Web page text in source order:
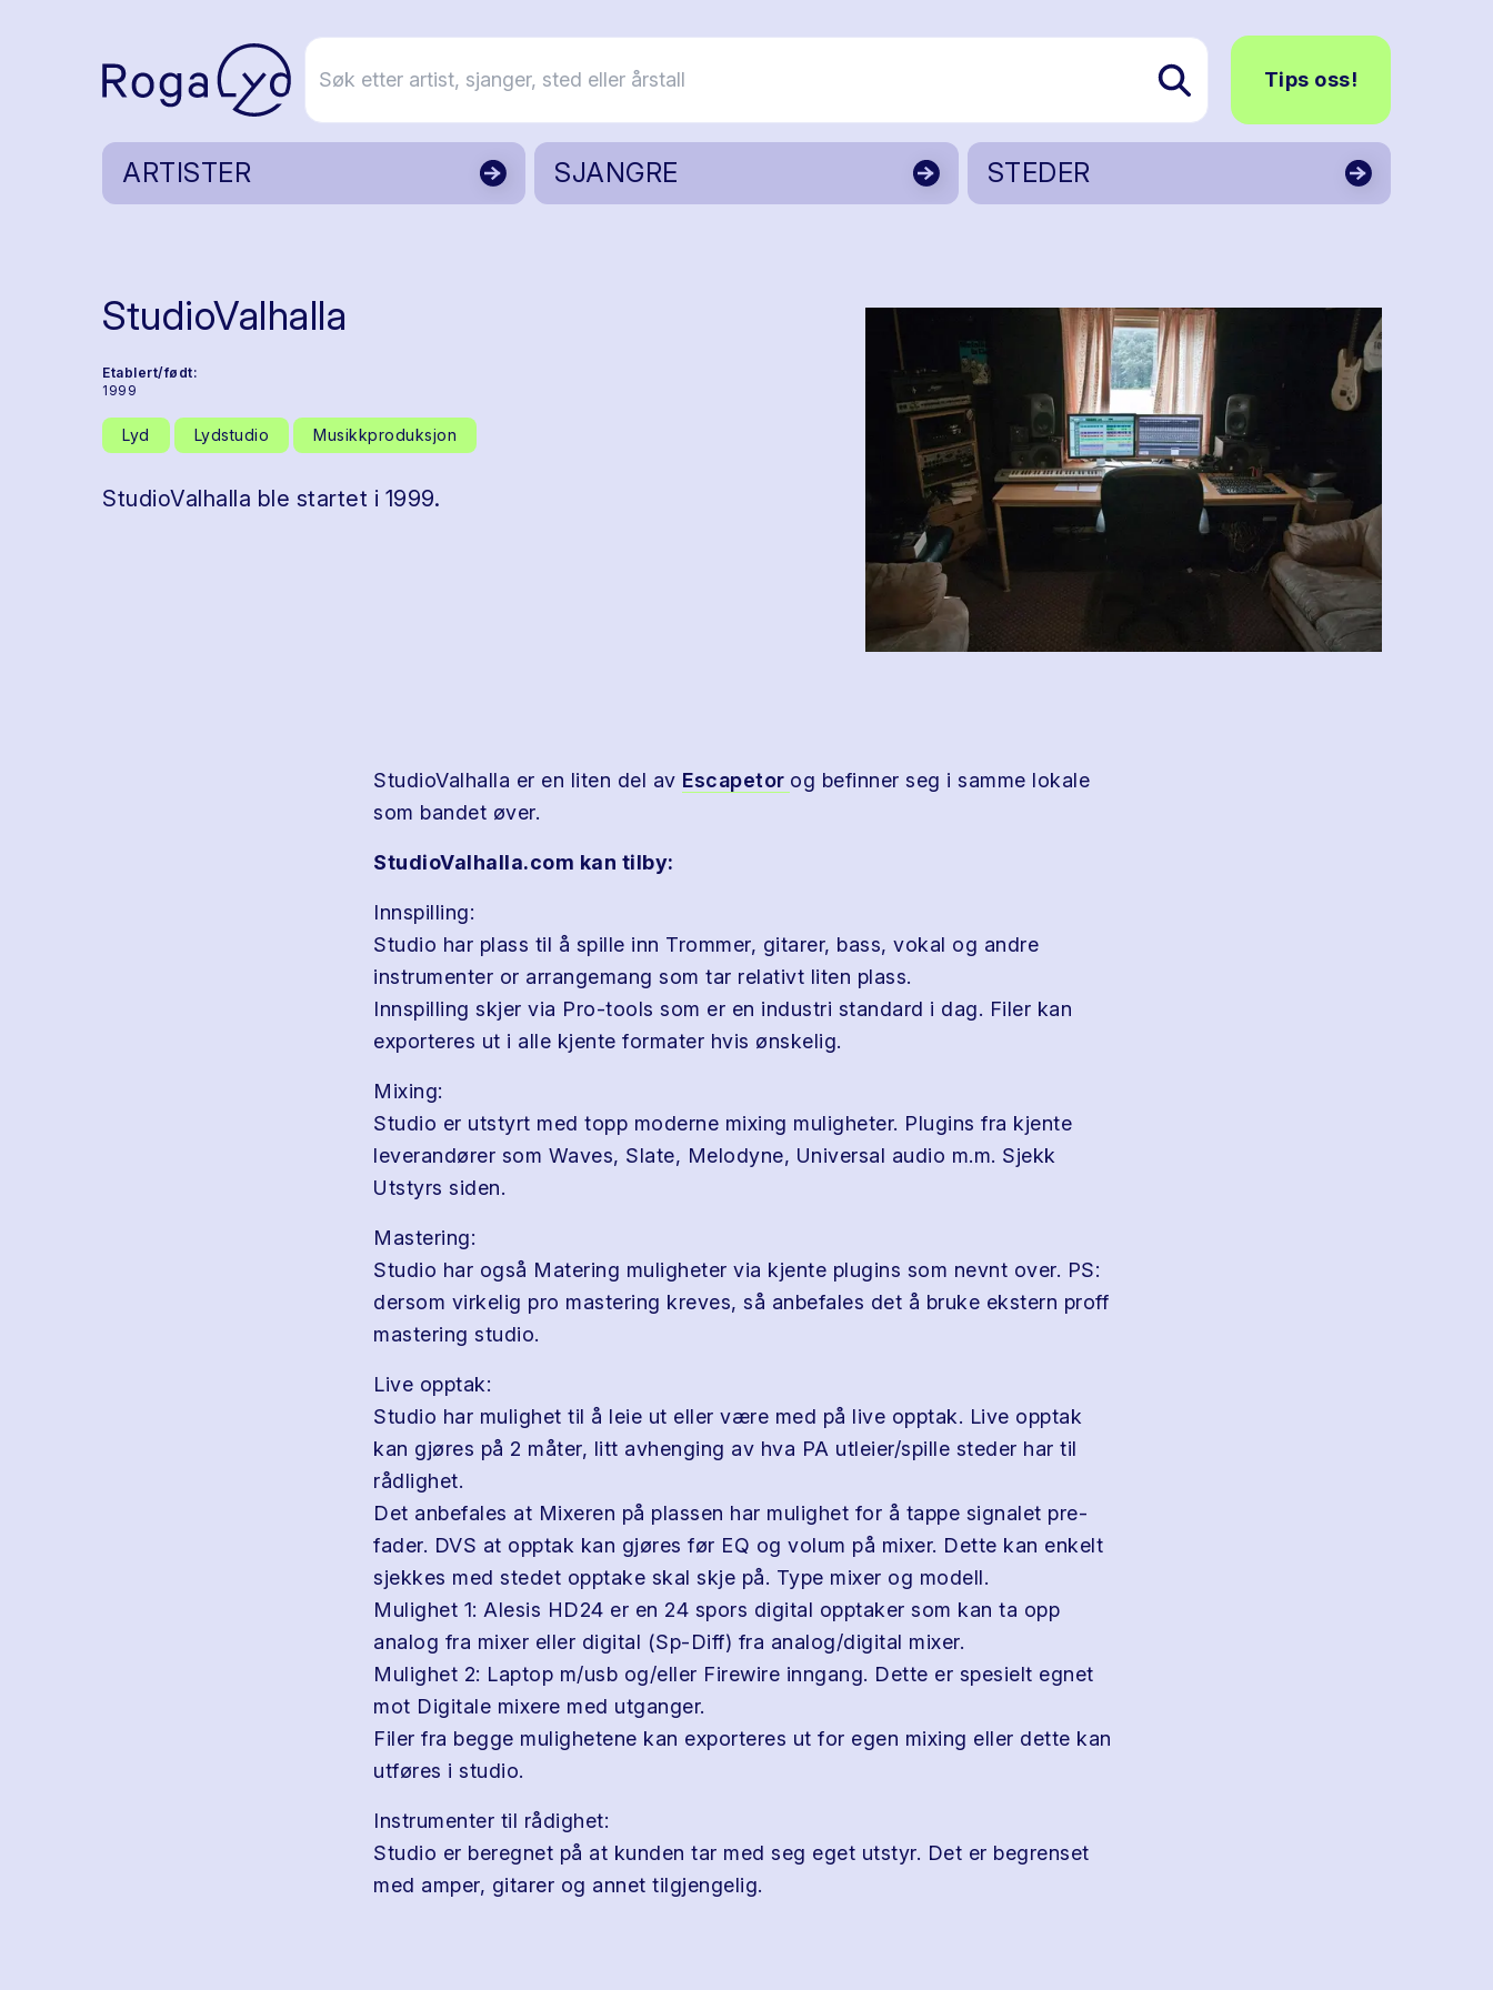
Tips oss!
ARTISTER SJANGRE STEDER
StudioValhalla
Etablert/født:
1999
Lyd Lydstudio Musikkproduksjon
StudioValhalla ble startet i 1999.
StudioValhalla er en liten del av Escapetor og befinner seg i samme lokale
som bandet øver.
StudioValhalla.com kan tilby:
Innspilling:
Studio har plass til å spille inn Trommer, gitarer, bass, vokal og andre
instrumenter or arrangemang som tar relativt liten plass.
Innspilling skjer via Pro-tools som er en industri standard i dag. Filer kan
exporteres ut i alle kjente formater hvis ønskelig.
Mixing:
Studio er utstyrt med topp moderne mixing muligheter. Plugins fra kjente
leverandører som Waves, Slate, Melodyne, Universal audio m.m. Sjekk
Utstyrs siden.
Mastering:
Studio har også Matering muligheter via kjente plugins som nevnt over. PS:
dersom virkelig pro mastering kreves, så anbefales det å bruke ekstern proff
mastering studio.
Live opptak:
Studio har mulighet til å leie ut eller være med på live opptak. Live opptak
kan gjøres på 2 måter, litt avhenging av hva PA utleier/spille steder har til
rådlighet.
Det anbefales at Mixeren på plassen har mulighet for å tappe signalet pre-
fader. DVS at opptak kan gjøres før EQ og volum på mixer. Dette kan enkelt
sjekkes med stedet opptake skal skje på. Type mixer og modell.
Mulighet 1: Alesis HD24 er en 24 spors digital opptaker som kan ta opp
analog fra mixer eller digital (Sp-Diff) fra analog/digital mixer.
Mulighet 2: Laptop m/usb og/eller Firewire inngang. Dette er spesielt egnet
mot Digitale mixere med utganger.
Filer fra begge mulighetene kan exporteres ut for egen mixing eller dette kan
utføres i studio.
Instrumenter til rådighet:
Studio er beregnet på at kunden tar med seg eget utstyr. Det er begrenset
med amper, gitarer og annet tilgjengelig.